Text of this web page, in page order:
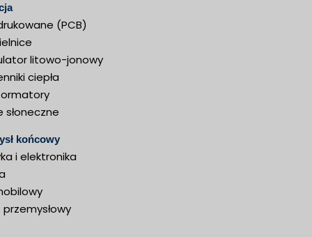
(PCB)
litowo-jonowy
ciepła
słoneczne
końcowy
i elektronika
przemysłowy